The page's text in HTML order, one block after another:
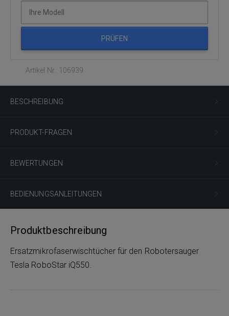
PRÜFEN
Artikel Nr.: 106939
BESCHREIBUNG
PRODUKT-FRAGEN
BEWERTUNGEN
BEDIENUNGSANLEITUNGEN
Produktbeschreibung
Ersatzmikrofaserwischtücher für den Robotersauger
Tesla RoboStar iQ550.